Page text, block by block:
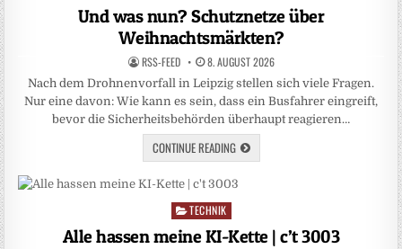
in
Und was nun? Schutznetze über
Weihnachtsmärkten?
RSS-FEED 8. AUGUST 2026
Nach dem Drohnenvorfall in Leipzig stellen sich viele Fragen.
Nur eine davon: Wie kann es sein, dass ein Busfahrer eingreift,
bevor die Sicherheitsbehörden überhaupt reagieren…
CONTINUE READING
Posted
in
TECHNIK
Alle hassen meine KI-Kette | c’t 3003